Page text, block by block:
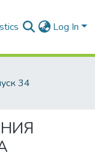
Log In
34